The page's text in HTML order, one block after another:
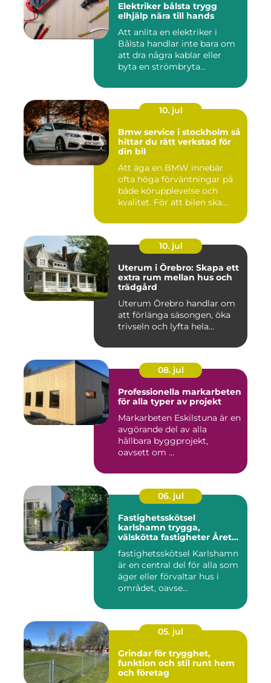
Elektriker bålsta trygg
elhjälp nära till hands
Att anlita en elektriker i
Bålsta handlar inte bara om
att dra några kablar eller
byta en strömbryta...
10. jul
Bmw service i stockholm så
hittar du rätt verkstad för
din bil
Att äga en BMW innebär
ofta höga förväntningar på
både körupplevelse och
kvalitet. För att bilen ska...
10. jul
Uterum i Örebro: Skapa ett
extra rum mellan hus och
trädgård
Uterum Örebro handlar om
att förlänga säsongen, öka
trivseln och lyfta hela...
08. jul
Professionella markarbeten
för alla typer av projekt
Markarbeten Eskilstuna är en
avgörande del av alla
hållbara byggprojekt,
oavsett om ...
06. jul
Fastighetsskötsel
karlshamn trygga,
välskötta fastigheter Året
fastighetsskötsel Karlshamn
är en central del för alla som
äger eller förvaltar hus i
området, oavse...
05. jul
Grindar för trygghet,
funktion och stil runt hem
och företag